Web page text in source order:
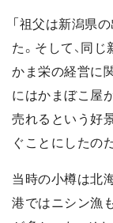
「祖父は新潟県
た。そして、同
かま栄の経営に
にはかまぼこ屋
売れるという好
ぐことにしたの
当時の小樽は北
港ではニシン漁